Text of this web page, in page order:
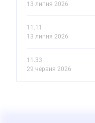
13 липня 2026
11.11
13 липня 2026
11.33
29 червня 2026